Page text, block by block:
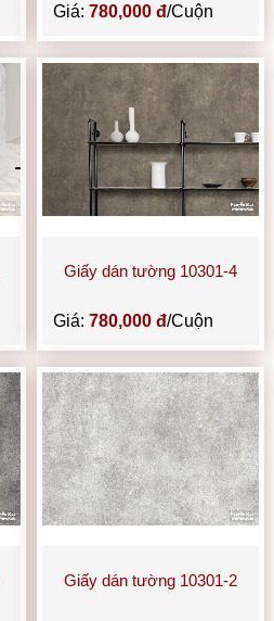
Giá: 780,000 đ/Cuộn
Giấy dán tường 10301-4
Giá: 780,000 đ/Cuộn
Giấy dán tường 10301-2